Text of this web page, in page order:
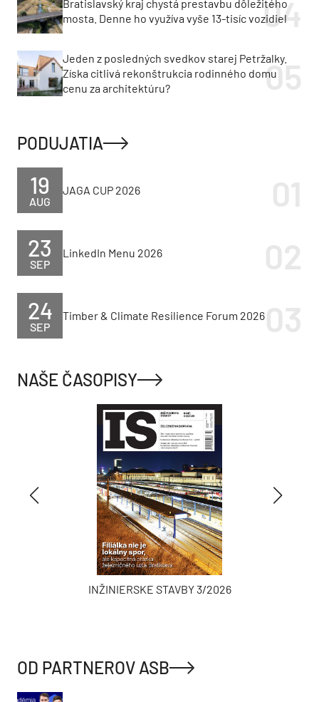
Bratislavský kraj chystá prestavbu dôležitého
mosta. Denne ho využíva vyše 13-tisíc vozidiel
Jeden z posledných svedkov starej Petržalky.
Získa citlivá rekonštrukcia rodinného domu
cenu za architektúru?
PODUJATIA
AUG
19 JAGA CUP 2026
SEP
23 LinkedIn Menu 2026
SEP
24 Timber & Climate Resilience Forum 2026
NAŠE ČASOPISY
INŽINIERSKE STAVBY 3/2026
OD PARTNEROV ASB